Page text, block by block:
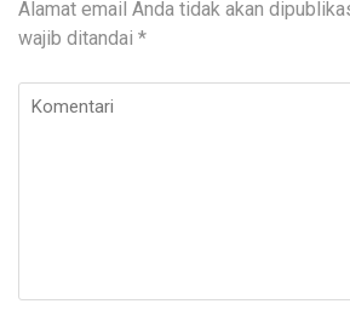
Alamat email Anda tidak akan
wajib ditandai *
Komentari